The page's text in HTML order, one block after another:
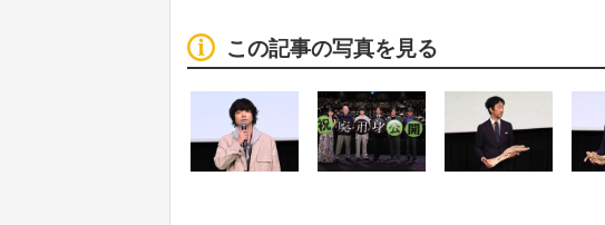
この記事の写真を見る